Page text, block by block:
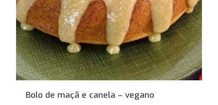
Bolo de maçã e canela – vegano